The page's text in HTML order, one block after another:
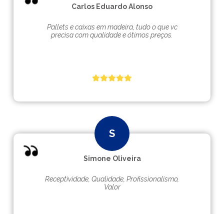
Carlos Eduardo Alonso
Pallets e caixas em madeira, tudo o que vc
precisa com qualidade e ótimos preços.
Simone Oliveira
Receptividade, Qualidade, Profissionalismo,
Valor